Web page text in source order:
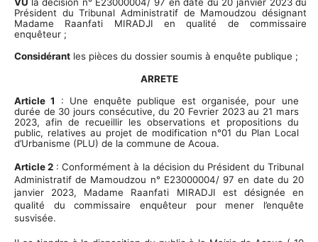
Président du Tribunal Administratif de Mamoudzou désignant
Madame Raanfati MIRADJIen qualité de commissaire
enquêteur ;
Considérant les pièces du dossier soumis à enquête publique ;
ARRETE
Article 1 : Une enquête publique est organisée, pour une
durée de 30 jours consécutive, du 20 Fevrier 2023 au 21 mars
2023, afin de recueillir les observations et propositions du
public, relatives au projet de modification n°01 du Plan Local
d’Urbanisme (PLU) de la commune de Acoua.
Article 2 : Conformément à la décision du Président du Tribunal
Administratif de Mamoudzou n° E23000004/ 97 en date du 20
janvier 2023, Madame Raanfati MIRADJI est désignée en
qualité du commissaire enquêteur pour mener l’enquête
susvisée.